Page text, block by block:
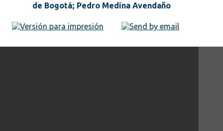
de Bogotá; Pedro Medina Avendaño